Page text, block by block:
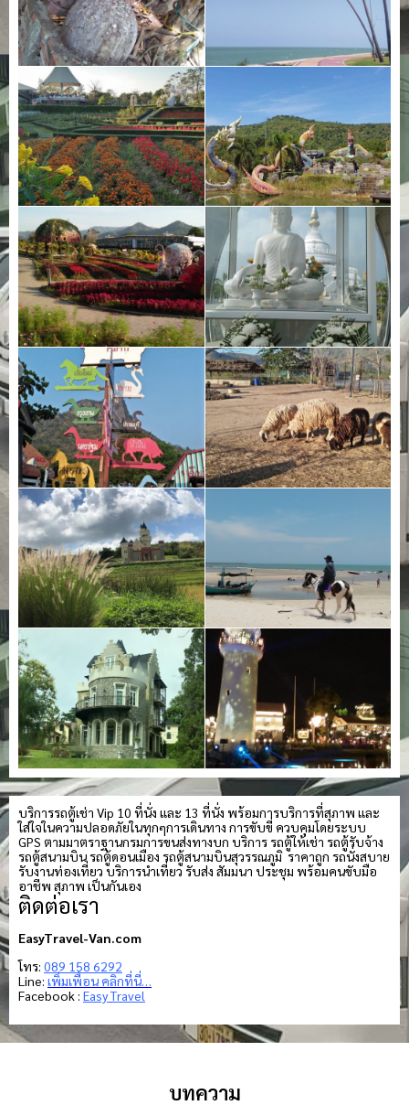
บริการรถตู้เช่า Vip 10 ที่นั่ง และ 13 ที่นั่ง พร้อมการบริการที่สุภาพ และ
ใส่ใจในความปลอดภัยในทุกๆการเดินทาง การขับขี่ ควบคุมโดยระบบ
GPS ตามมาตราฐานกรมการขนส่งทางบก บริการ รถตู้ให้เช่า รถตู้รับจ้าง
รถตู้สนามบิน รถตู้ดอนเมือง รถตู้สนามบินสุวรรณภูมิ ราคาถูก รถนั่งสบาย
รับงานท่องเที่ยว บริการนำเที่ยว รับส่ง สัมมนา ประชุม พร้อมคนขับมือ
อาชีพ สุภาพ เป็นกันเอง
ติดต่อเรา
EasyTravel-Van.com
โทร: 089 158 6292
Line: เพิ่มเพื่อน คลิกที่นี่…
Facebook : Easy Travel
บทความ